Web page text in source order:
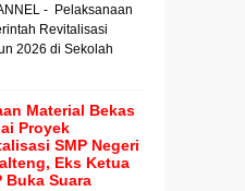
- Pelaksanaan
Revitalisasi
2026 di Sekolah
Material Bekas
Proyek
SMP Negeri
Eks Ketua
Buka Suara